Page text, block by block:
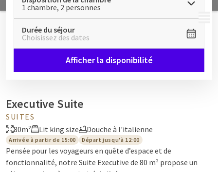
MENU
1 chambre, 2 personnes
Durée du séjour
Choisissez des dates
Afficher la disponibilité
Executive Suite
SUITES
80m²
Lit king size Douche à l'italienne
Arrivée à partir de 15:00 Départ jusqu'à 12:00
Pensée pour les voyageurs en quête d’espace et de
fonctionnalité, notre Suite Executive de 80 m² propose un